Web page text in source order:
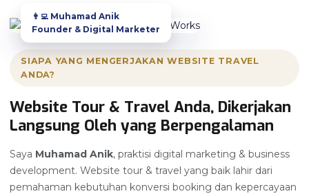
👨‍💻 Muhamad Anik
Founder & Digital Marketer
SIAPA YANG MENGERJAKAN WEBSITE TRAVEL
ANDA?
Website Tour & Travel Anda, Dikerjakan
Langsung Oleh yang Berpengalaman
Saya Muhamad Anik, praktisi digital marketing & business
development. Website tour & travel yang baik lahir dari
pemahaman kebutuhan konversi booking dan kepercayaan